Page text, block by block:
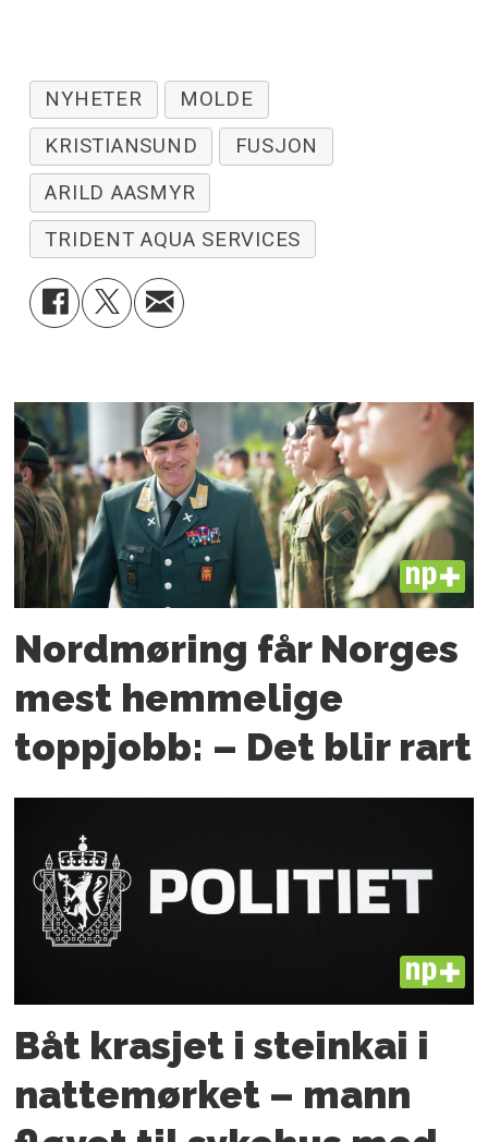
NYHETER
MOLDE
KRISTIANSUND
FUSJON
ARILD AASMYR
TRIDENT AQUA SERVICES
PLUS
Nordmøring får Norges
mest hemmelige
toppjobb: – Det blir rart
PLUS
Båt krasjet i steinkai i
nattemørket – mann